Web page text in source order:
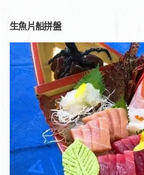
生魚片船拼盤